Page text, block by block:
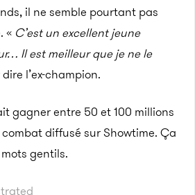
il ne semble pourtant pas
« C’est un excellent jeune
Il est meilleur que je ne le
l’ex-champion.
gagner entre 50 et 100 millions
diffusé sur Showtime. Ça
gentils.